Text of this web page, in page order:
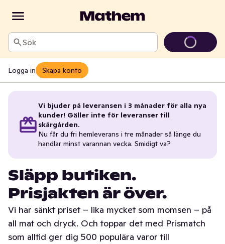
Sök
Logga in Skapa konto
Vi bjuder på leveransen i 3 månader för alla nya
kunder! Gäller inte för leveranser till
skärgården.
Nu får du fri hemleverans i tre månader så länge du
handlar minst varannan vecka. Smidigt va?
Släpp butiken.
Prisjakten är över.
Vi har sänkt priset – lika mycket som momsen – på
all mat och dryck. Och toppar det med Prismatch
som alltid ger dig 500 populära varor till